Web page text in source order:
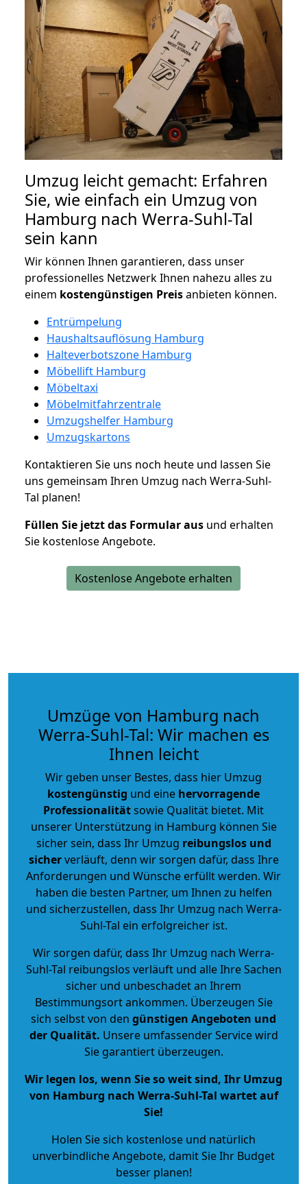
Umzug leicht gemacht: Erfahren
Sie, wie einfach ein Umzug von
Hamburg nach Werra-Suhl-Tal
sein kann
Wir können Ihnen garantieren, dass unser
professionelles Netzwerk Ihnen nahezu alles zu
einem kostengünstigen Preisanbieten können.
Entrümpelung
Haushaltsauflösung Hamburg
Halteverbotszone Hamburg
Möbellift Hamburg
Möbeltaxi
Möbelmitfahrzentrale
Umzugshelfer Hamburg
Umzugskartons
Kontaktieren Sie uns noch heute und lassen Sie
uns gemeinsam Ihren Umzug nach Werra-Suhl-
Tal planen!
Füllen Sie jetzt das Formular aus und erhalten
Sie kostenlose Angebote.
Kostenlose Angebote erhalten
Umzüge von Hamburg nach
Werra-Suhl-Tal: Wir machen es
Ihnen leicht
Wir geben unser Bestes, dass hier Umzug
kostengünstig und eine hervorragende
Professionalitätsowie Qualität bietet. Mit
unserer Unterstützung in Hamburg können Sie
sicher sein, dass Ihr Umzug reibungslos und
sicherverläuft, denn wir sorgen dafür, dass Ihre
Anforderungen und Wünsche erfüllt werden. Wir
haben die besten Partner, um Ihnen zu helfen
und sicherzustellen, dass Ihr Umzug nach Werra-
Suhl-Tal ein erfolgreicher ist.
Wir sorgen dafür, dass Ihr Umzug nach Werra-
Suhl-Tal reibungslos verläuft und alle Ihre Sachen
sicher und unbeschadet an Ihrem
Bestimmungsort ankommen. Überzeugen Sie
sich selbst von den günstigen Angeboten und
der Qualität. Unsere umfassender Service wird
Sie garantiert überzeugen.
Wir legen los, wenn Sie so weit sind, Ihr Umzug
von Hamburg nach Werra-Suhl-Tal wartet auf
Sie!
Holen Sie sich kostenlose und natürlich
unverbindliche Angebote, damit Sie Ihr Budget
besser planen!